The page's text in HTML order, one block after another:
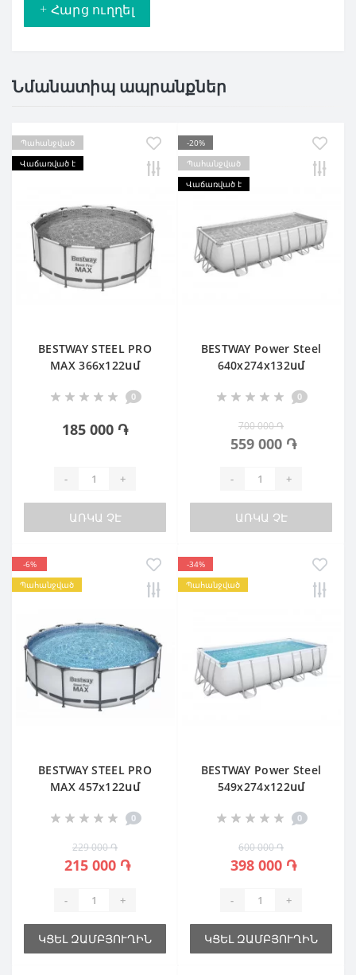
+ Հարց ուղղել
Նմանատիպ ապրանքներ
Պահանջված
Վաճառված է
BESTWAY STEEL PRO
MAX 366х122սմ
0
185 000 ֏
- +
ԱՌԿԱ ՉԷ
-20%
Պահանջված
Վաճառված է
BESTWAY Power Steel
640х274х132սմ
0
700 000 ֏
559 000 ֏
- +
ԱՌԿԱ ՉԷ
-6%
Պահանջված
BESTWAY STEEL PRO
MAX 457х122սմ
0
229 000 ֏
215 000 ֏
- +
ԿՑԵԼ ԶԱՄԲՅՈՒՂԻՆ
-34%
Պահանջված
BESTWAY Power Steel
549х274х122սմ
0
600 000 ֏
398 000 ֏
- +
ԿՑԵԼ ԶԱՄԲՅՈՒՂԻՆ